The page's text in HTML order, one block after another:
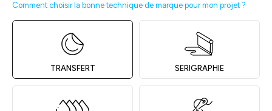
Comment choisir la bonne technique de marque pour mon projet ?
TRANSFERT SERIGRAPHIE